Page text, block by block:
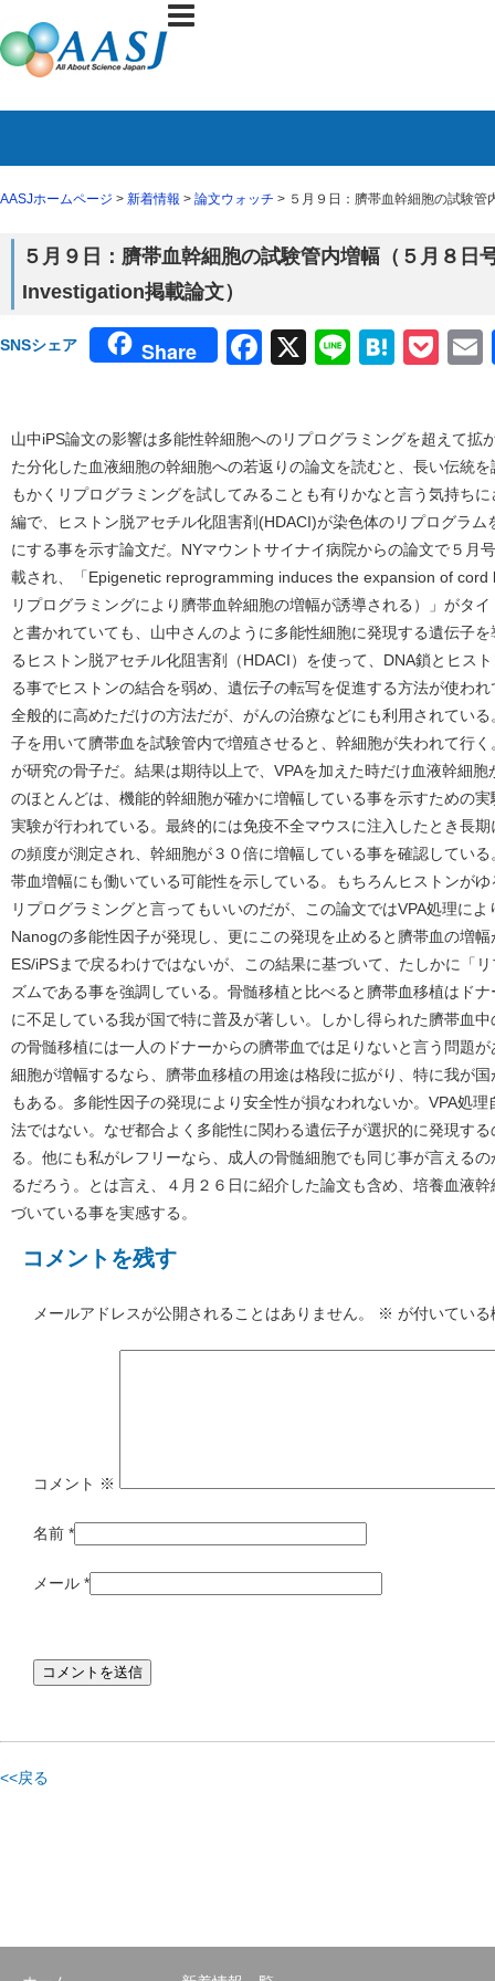
AASJホームページ > 新着情報 > 論文ウォッチ > ５月９日：臍帯血幹細胞の試験
５月９日：臍帯血幹細胞の試験管内増幅（５月８
Investigation掲載論文）
SNSシェア Share Facebook
X Line
山中iPS論文の影響は多能性幹細胞へのリプログラミングを超えて拡
た分化した血液細胞の幹細胞への若返りの論文を読むと、長い伝統
もかくリプログラミングを試してみることも有りかなと言う気持ち
編で、ヒストン脱アセチル化阻害剤(HDACI)が染色体のリプログラ
にする事を示す論文だ。NYマウントサイナイ病院からの論文で５月
載され、「Epigenetic reprogramming induces the expansion of
リプログラミングにより臍帯血幹細胞の増幅が誘導される）」がタ
と書かれていても、山中さんのように多能性細胞に発現する遺伝子
るヒストン脱アセチル化阻害剤（HDACI）を使って、DNA鎖とヒス
る事でヒストンの結合を弱め、遺伝子の転写を促進する方法が使わ
全般的に高めただけの方法だが、がんの治療などにも利用されてい
子を用いて臍帯血を試験管内で増殖させると、幹細胞が失われて行
が研究の骨子だ。結果は期待以上で、VPAを加えた時だけ血液幹細
のほとんどは、機能的幹細胞が確かに増幅している事を示すための
実験が行われている。最終的には免疫不全マウスに注入したとき長
の頻度が測定され、幹細胞が３０倍に増幅している事を確認してい
帯血増幅にも働いている可能性を示している。もちろんヒストンが
リプログラミングと言ってもいいのだが、この論文ではVPA処理に
Nanogの多能性因子が発現し、更にこの発現を止めると臍帯血の増
ES/iPSまで戻るわけではないが、この結果に基づいて、たしかに「
ズムである事を強調している。骨髄移植と比べると臍帯血移植はド
に不足している我が国で特に普及が著しい。しかし得られた臍帯血
の骨髄移植には一人のドナーからの臍帯血では足りないと言う問題
細胞が増幅するなら、臍帯血移植の用途は格段に拡がり、特に我が
もある。多能性因子の発現により安全性が損なわれないか。VPA処
法ではない。なぜ都合よく多能性に関わる遺伝子が選択的に発現す
る。他にも私がレフリーなら、成人の骨髄細胞でも同じ事が言える
るだろう。とは言え、４月２６日に紹介した論文も含め、培養血液
づいている事を実感する。
コメントを残す
メールアドレスが公開されることはありません。 ※ が付いてい
コメント ※
名前 *
メール *
<<戻る